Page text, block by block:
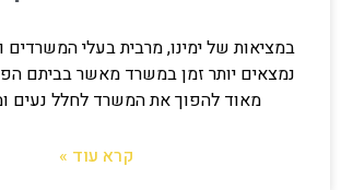
במציאות של ימינו, מרבית בעלי המשרדים
נמצאים יותר זמן במשרד מאשר בביתם
מאוד להפוך את המשרד לחלל נעים
קרא עוד »